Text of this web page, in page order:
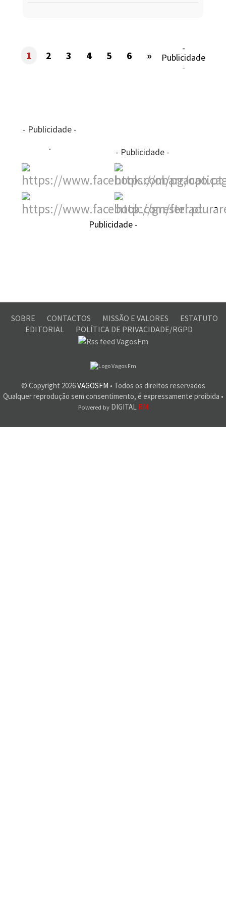
1 2 3 4 5 6 »
-
Publicidade
-
- Publicidade -
- Publicidade -
-
Publicidade -
SOBRE CONTACTOS MISSÃO E VALORES
ESTATUTO
EDITORIAL
POLÍTICA DE PRIVACIDADE/RGPD
© Copyright 2026VAGOSFM • Todos os direitos reservados
Qualquer reprodução sem consentimento, é expressamente proibida •
Powered byDIGITAL RM